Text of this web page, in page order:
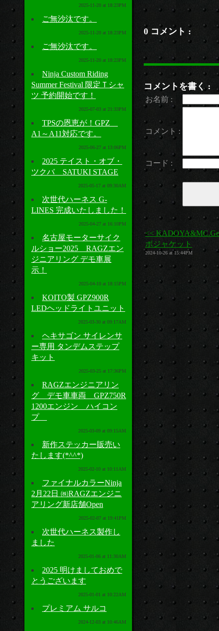
2025-11-20 at 18:23PM
ご無沙汰です。
2025-11-20 at 18:23PM
ご無沙汰です。
2025-11-20 at 18:23PM
Ninja Custom Riding
Summer Festival 限定Ｔシャ
ツ 予約開始です！
2025-07-03 at 21:33PM
TPSの恩恵が！GPZ
A1～A11対応です。
2025-06-27 at 13:06PM
2025 テイスト・オブ・
ツクバ SATUKI STAGE
2025-05-17 at 09:30AM
次世代ハーネス G-
LINES 完成いたしました！
2025-04-27 at 16:10PM
名古屋モーターサイク
ルショー2025 RAGZエン
ジニアリング デモ車展
示！
2025-04-10 at 18:15PM
KOITO製 GPZ900R
LEDヘッドライトユニット
2025-03-30 at 09:17AM
ヘキサゴン サイレンサ
ー専用 タンデムステップ
キット
2025-03-25 at 17:36PM
RAGZエンジニアリン
グ デモ車車両 GPZ750R
1200エンジン ハイコン
プ
2025-03-09 at 09:15AM
新作ステッカー販売い
たします(*^^*)
2025-02-10 at 10:11AM
ファイナルカラーNinja
2月22日 ㈱RAGZエンジニ
アリング新店舗Open
2025-02-07 at 19:41PM
次世代ハーネス製作し
ました
2025-01-06 at 11:30AM
2025 明けましておめで
とうございます
2025-01-01 at 10:22AM
プレミアム サルコ
2024-12-03 at 10:46AM
0 コメント :
コメントを書く :
お名前 :
コメント :
コード :
<<
ボジャケット
2024-10-26 at 15:44PM